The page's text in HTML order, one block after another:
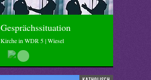
Gesprächssituation
Kirche in WDR 5 | Wiesel